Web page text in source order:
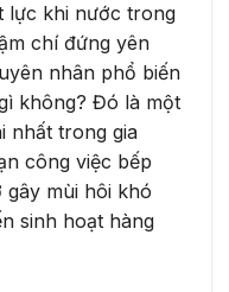
lực khi nước trong
chí đứng yên
nhân phổ biến
không? Đó là một
nhất trong gia
công việc bếp
mùi hôi khó
sinh hoạt hàng